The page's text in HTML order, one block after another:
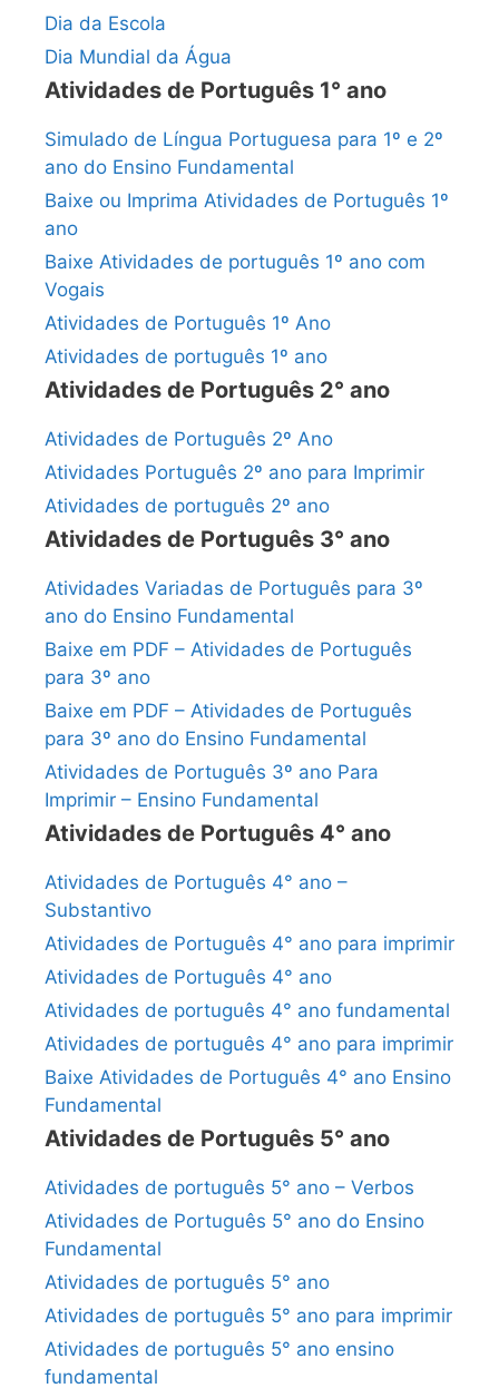
Dia da Escola
Dia Mundial da Água
Atividades de Português 1° ano
Simulado de Língua Portuguesa para 1º e 2º
ano do Ensino Fundamental
Baixe ou Imprima Atividades de Português 1º
ano
Baixe Atividades de português 1º ano com
Vogais
Atividades de Português 1º Ano
Atividades de português 1º ano
Atividades de Português 2° ano
Atividades de Português 2º Ano
Atividades Português 2º ano para Imprimir
Atividades de português 2º ano
Atividades de Português 3° ano
Atividades Variadas de Português para 3º
ano do Ensino Fundamental
Baixe em PDF – Atividades de Português
para 3º ano
Baixe em PDF – Atividades de Português
para 3º ano do Ensino Fundamental
Atividades de Português 3º ano Para
Imprimir – Ensino Fundamental
Atividades de Português 4° ano
Atividades de Português 4° ano –
Substantivo
Atividades de Português 4° ano para imprimir
Atividades de Português 4° ano
Atividades de português 4° ano fundamental
Atividades de português 4° ano para imprimir
Baixe Atividades de Português 4° ano Ensino
Fundamental
Atividades de Português 5° ano
Atividades de português 5° ano – Verbos
Atividades de Português 5° ano do Ensino
Fundamental
Atividades de português 5° ano
Atividades de português 5° ano para imprimir
Atividades de português 5° ano ensino
fundamental